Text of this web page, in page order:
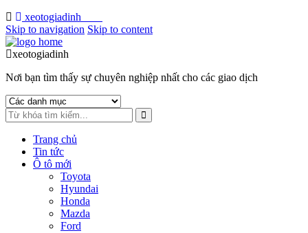
xeotogiadinh
Skip to navigation Skip to content
xeotogiadinh
Nơi bạn tìm thấy sự chuyên nghiệp nhất cho các giao dịch
Trang chủ
Tin tức
Ô tô mới
Toyota
Hyundai
Honda
Mazda
Ford